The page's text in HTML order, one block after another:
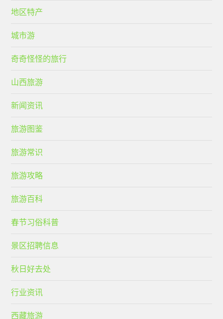
地区特产
城市游
奇奇怪怪的旅行
山西旅游
新闻资讯
旅游图鉴
旅游常识
旅游攻略
旅游百科
春节习俗科普
景区招聘信息
秋日好去处
行业资讯
西藏旅游